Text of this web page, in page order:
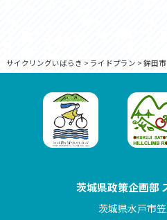
サイクリングいばらき > ライドプラン > 鉾田市
茨城県政策企画部
茨城県水戸市